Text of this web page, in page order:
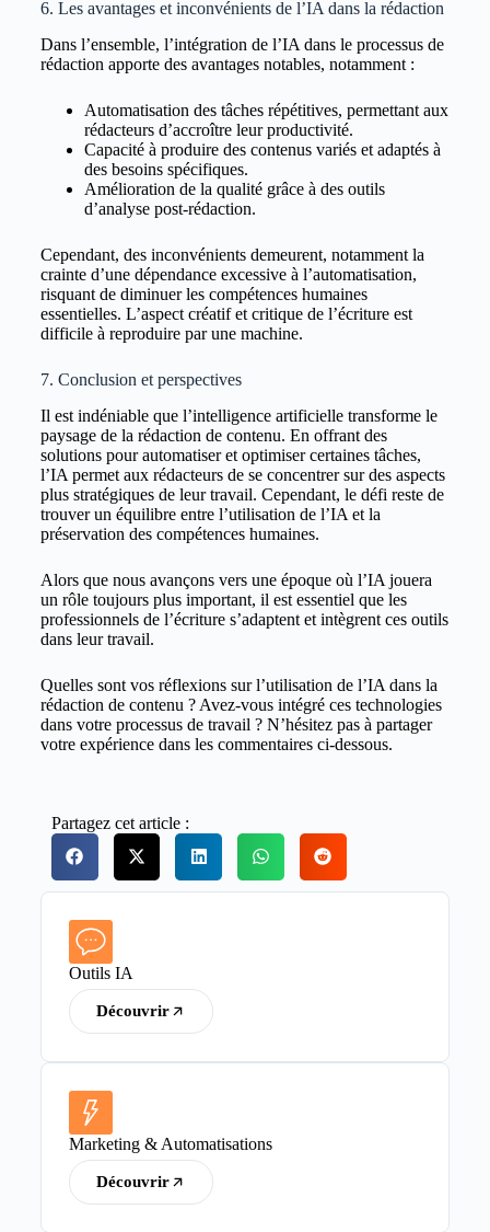
6. Les avantages et inconvénients de l’IA dans la rédaction
Dans l’ensemble, l’intégration de l’IA dans le processus de
rédaction apporte des avantages notables, notamment :
Automatisation des tâches répétitives, permettant aux
rédacteurs d’accroître leur productivité.
Capacité à produire des contenus variés et adaptés à
des besoins spécifiques.
Amélioration de la qualité grâce à des outils
d’analyse post-rédaction.
Cependant, des inconvénients demeurent, notamment la
crainte d’une dépendance excessive à l’automatisation,
risquant de diminuer les compétences humaines
essentielles. L’aspect créatif et critique de l’écriture est
difficile à reproduire par une machine.
7. Conclusion et perspectives
Il est indéniable que l’intelligence artificielle transforme le
paysage de la rédaction de contenu. En offrant des
solutions pour automatiser et optimiser certaines tâches,
l’IA permet aux rédacteurs de se concentrer sur des aspects
plus stratégiques de leur travail. Cependant, le défi reste de
trouver un équilibre entre l’utilisation de l’IA et la
préservation des compétences humaines.
Alors que nous avançons vers une époque où l’IA jouera
un rôle toujours plus important, il est essentiel que les
professionnels de l’écriture s’adaptent et intègrent ces outils
dans leur travail.
Quelles sont vos réflexions sur l’utilisation de l’IA dans la
rédaction de contenu ? Avez-vous intégré ces technologies
dans votre processus de travail ? N’hésitez pas à partager
votre expérience dans les commentaires ci-dessous.
Partagez cet article :
Outils IA
Découvrir
Marketing & Automatisations
Découvrir